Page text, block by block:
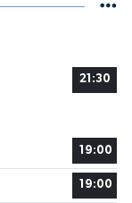
21:30
19:00
19:00